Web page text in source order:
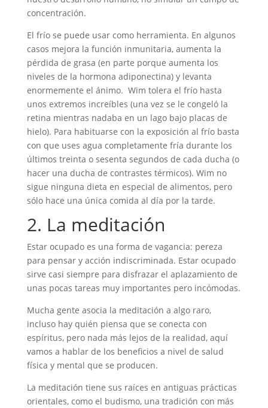
concentración.
El frío se puede usar como herramienta. En algunos
casos mejora la función inmunitaria, aumenta la
pérdida de grasa (en parte porque aumenta los
niveles de la hormona adiponectina) y levanta
enormemente el ánimo. Wim tolera el frío hasta
unos extremos increíbles (una vez se le congeló la
retina mientras nadaba en un lago bajo placas de
hielo). Para habituarse con la exposición al frío basta
con que uses agua completamente fría durante los
últimos treinta o sesenta segundos de cada ducha (o
hacer una ducha de contrastes térmicos). Wim no
sigue ninguna dieta en especial de alimentos, pero
sólo hace una única comida al día por la tarde.
2. La meditación
Estar ocupado es una forma de vagancia: pereza
para pensar y acción indiscriminada. Estar ocupado
sirve casi siempre para disfrazar el aplazamiento de
unas pocas tareas muy importantes pero incómodas.
Mucha gente asocia la meditación a algo raro,
incluso hay quién piensa que se conecta con
espíritus, pero nada más lejos de la realidad, aquí
vamos a hablar de los beneficios a nivel de salud
física y mental que se producen.
La meditación tiene sus raíces en antiguas prácticas
orientales, como el budismo, una tradición con más